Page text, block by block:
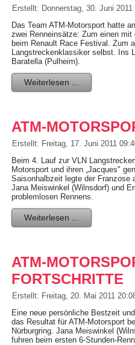
Erstellt: Donnerstag, 30. Juni 2011
Das Team ATM-Motorsport hatte
zwei Renneinsätze: Zum einen mit
beim Renault Race Festival. Zum
Langstreckenklassiker selbst. Ins
Baratella (Pulheim).
Weiterlesen ...
ATM-
Erstellt: Freitag, 17. Juni 2011
Beim 4. Lauf zur VLN
Motorsport und ihren „Jacques"
Saisonhalbzeit legte der Franzose
Jana Meiswinkel (Wilnsdorf) und
problemlosen Rennens.
Weiterlesen ...
ATM-
FORTSCHRITTE
Erstellt: Freitag, 20. Mai 2011
Eine neue persönliche Bestzeit
das Resultat für ATM-Motorsport
Nürburgring. Jana Meiswinkel
fuhren beim ersten 6-Stunden-